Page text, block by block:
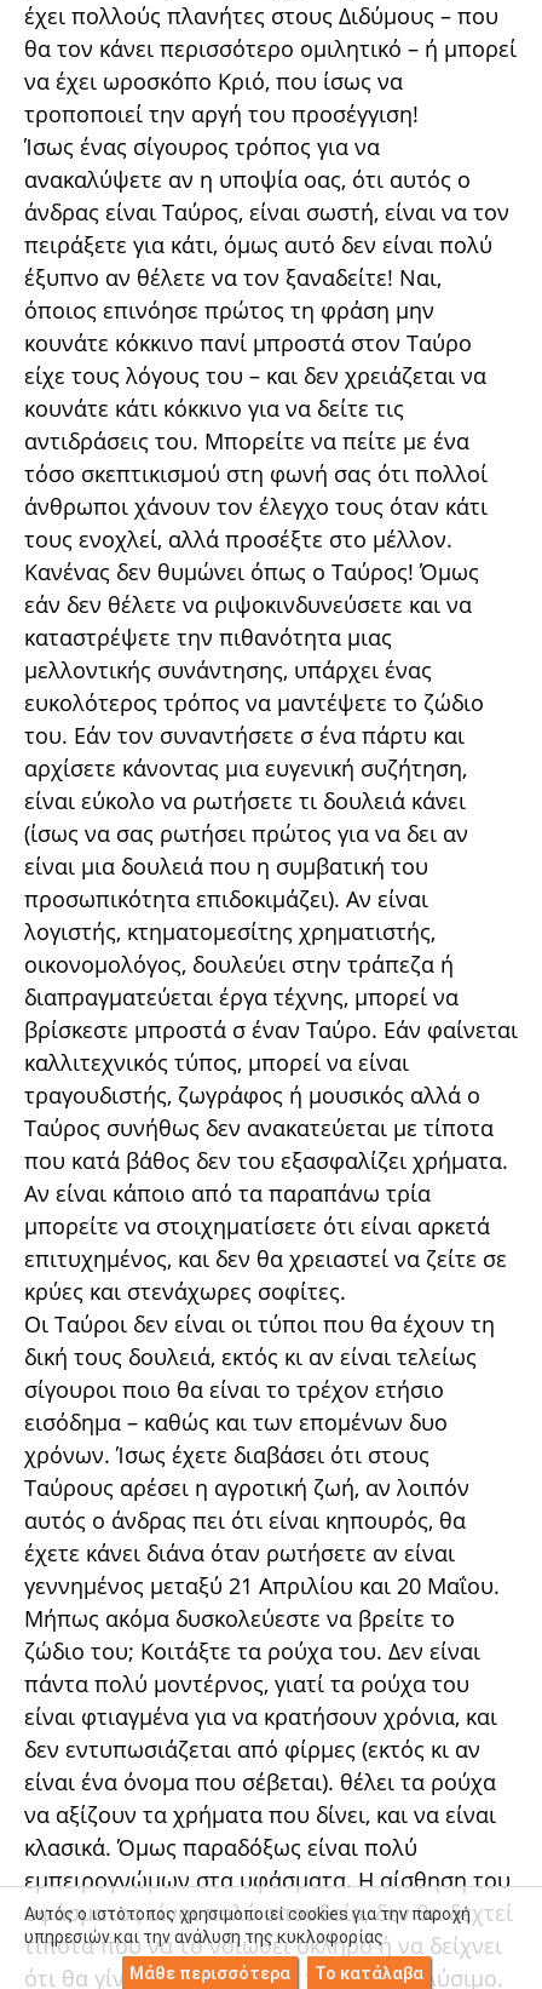
έχει πολλούς πλανήτες στους Διδύμους – που
θα τον κάνει περισσότερο ομιλητικό – ή μπορεί
να έχει ωροσκόπο Κριό, που ίσως να
τροποποιεί την αργή του προσέγγιση!
Ίσως ένας σίγουρος τρόπος για να
ανακαλύψετε αν η υποψία οας, ότι αυτός ο
άνδρας είναι Ταύρος, είναι σωστή, είναι να τον
πειράξετε για κάτι, όμως αυτό δεν είναι πολύ
έξυπνο αν θέλετε να τον ξαναδείτε! Ναι,
όποιος επινόησε πρώτος τη φράση μην
κουνάτε κόκκινο πανί μπροστά στον Ταύρο
είχε τους λόγους του – και δεν χρειάζεται να
κουνάτε κάτι κόκκινο για να δείτε τις
αντιδράσεις του. Μπορείτε να πείτε με ένα
τόσο σκεπτικισμού στη φωνή σας ότι πολλοί
άνθρωποι χάνουν τον έλεγχο τους όταν κάτι
τους ενοχλεί, αλλά προσέξτε στο μέλλον.
Κανένας δεν θυμώνει όπως ο Ταύρος! Όμως
εάν δεν θέλετε να ριψοκινδυνεύσετε και να
καταστρέψετε την πιθανότητα μιας
μελλοντικής συνάντησης, υπάρχει ένας
ευκολότερος τρόπος να μαντέψετε το ζώδιο
του. Εάν τον συναντήσετε σ ένα πάρτυ και
αρχίσετε κάνοντας μια ευγενική συζήτηση,
είναι εύκολο να ρωτήσετε τι δουλειά κάνει
(ίσως να σας ρωτήσει πρώτος για να δει αν
είναι μια δουλειά που η συμβατική του
προσωπικότητα επιδοκιμάζει). Αν είναι
λογιστής, κτηματομεσίτης χρηματιστής,
οικονομολόγος, δουλεύει στην τράπεζα ή
διαπραγματεύεται έργα τέχνης, μπορεί να
βρίσκεστε μπροστά σ έναν Ταύρο. Εάν φαίνεται
καλλιτεχνικός τύπος, μπορεί να είναι
τραγουδιστής, ζωγράφος ή μουσικός αλλά ο
Ταύρος συνήθως δεν ανακατεύεται με τίποτα
που κατά βάθος δεν του εξασφαλίζει χρήματα.
Αν είναι κάποιο από τα παραπάνω τρία
μπορείτε να στοιχηματίσετε ότι είναι αρκετά
επιτυχημένος, και δεν θα χρειαστεί να ζείτε σε
κρύες και στενάχωρες σοφίτες.
Οι Ταύροι δεν είναι οι τύποι που θα έχουν τη
δική τους δουλειά, εκτός κι αν είναι τελείως
σίγουροι ποιο θα είναι το τρέχον ετήσιο
εισόδημα – καθώς και των επομένων δυο
χρόνων. Ίσως έχετε διαβάσει ότι στους
Ταύρους αρέσει η αγροτική ζωή, αν λοιπόν
αυτός ο άνδρας πει ότι είναι κηπουρός, θα
έχετε κάνει διάνα όταν ρωτήσετε αν είναι
γεννημένος μεταξύ 21 Απριλίου και 20 Μαΐου.
Μήπως ακόμα δυσκολεύεστε να βρείτε το
ζώδιο του; Κοιτάξτε τα ρούχα του. Δεν είναι
πάντα πολύ μοντέρνος, γιατί τα ρούχα του
είναι φτιαγμένα για να κρατήσουν χρόνια, και
δεν εντυπωσιάζεται από φίρμες (εκτός κι αν
είναι ένα όνομα που σέβεται). θέλει τα ρούχα
να αξίζουν τα χρήματα που δίνει, και να είναι
κλασικά. Όμως παραδόξως είναι πολύ
εμπειρογνώμων στα υφάσματα. Η αίσθηση του
υφάσματος είναι πολύ σπουδαία, δεν θα δεχτεί
τίποτα που να το νοιώθει σκληρό ή να δείχνει
ότι θα γίνει κομμάτια μετά το πρώτο πλύσιμο.
Αυτός ο ιστότοπος χρησιμοποιεί cookies για την παροχή
υπηρεσιών και την ανάλυση της κυκλοφορίας
Μάθε περισσότερα
Το κατάλαβα